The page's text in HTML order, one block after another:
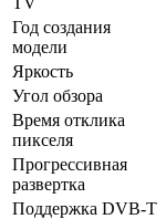
Год создания
модели
Яркость
Угол обзора
Время отклика
пикселя
Прогрессивная
развертка
Поддержка DVB-T